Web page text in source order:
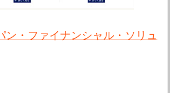
ン・ファイナンシャル・ソリュ